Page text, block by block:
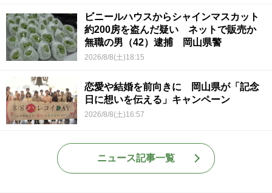
ビニールハウスからシャインマスカット
約200房を盗んだ疑い ネットで販売か
無職の男（42）逮捕 岡山県警
2026/8/8(土)18:15
恋愛や結婚を前向きに 岡山県が「記念
日に想いを伝える」キャンペーン
2026/8/8(土)16:57
ニュース記事一覧